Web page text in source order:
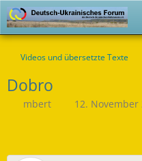
Videos und übersetzte Texte
Dobro
mbert 12. November